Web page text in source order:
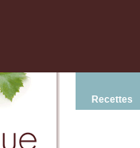
Recettes